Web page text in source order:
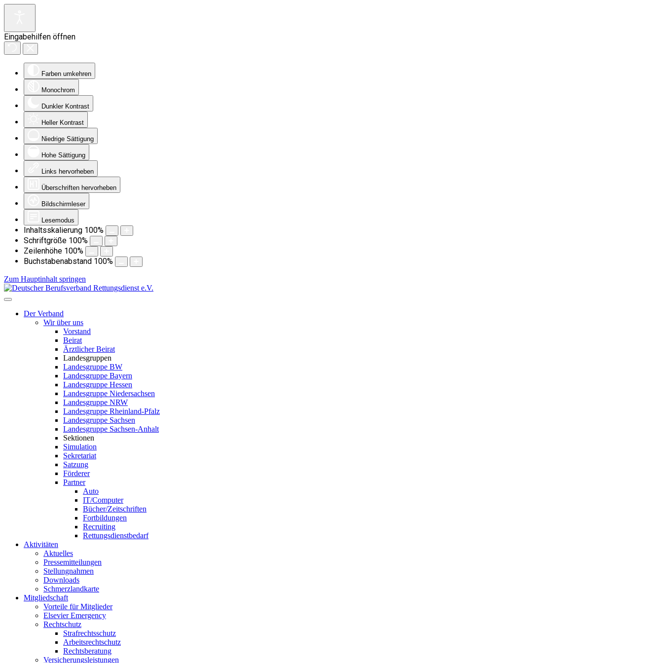
Eingabehilfen öffnen
Farben umkehren
Monochrom
Dunkler Kontrast
Heller Kontrast
Niedrige Sättigung
Hohe Sättigung
Links hervorheben
Überschriften hervorheben
Bildschirmleser
Lesemodus
Inhaltsskalierung 100%
Schriftgröße 100%
Zeilenhöhe 100%
Buchstabenabstand 100%
Zum Hauptinhalt springen
Der Verband
Wir über uns
Vorstand
Beirat
Ärztlicher Beirat
Landesgruppen
Landesgruppe BW
Landesgruppe Bayern
Landesgruppe Hessen
Landesgruppe Niedersachsen
Landesgruppe NRW
Landesgruppe Rheinland-Pfalz
Landesgruppe Sachsen
Landesgruppe Sachsen-Anhalt
Sektionen
Simulation
Sekretariat
Satzung
Förderer
Partner
Auto
IT/Computer
Bücher/Zeitschriften
Fortbildungen
Recruiting
Rettungsdienstbedarf
Aktivitäten
Aktuelles
Pressemitteilungen
Stellungnahmen
Downloads
Schmerzlandkarte
Mitgliedschaft
Vorteile für Mitglieder
Elsevier Emergency
Rechtschutz
Strafrechtsschutz
Arbeitsrechtschutz
Rechtsberatung
Versicherungsleistungen